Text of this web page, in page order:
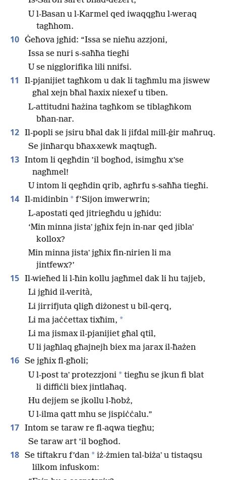
U l-Basan u l-Karmel qed iwaqqgħu l-weraq
tagħhom.
10 Ġeħova jgħid: “Issa se nieħu azzjoni,
Issa se nuri s-saħħa tiegħi
U se nigglorifika lili nnifsi.
11
Il-pjanijiet tagħkom u dak li tagħmlu ma jiswew
għal xejn bħal ħaxix niexef u tiben.
L-attitudni ħażina tagħkom se tiblagħkom
bħan-nar.
12 Il-popli se jsiru bħal dak li jifdal mill-ġir maħruq.
Se jinħarqu bħax-xewk maqtugħ.
13 Intom li qegħdin ’il bogħod, isimgħu x’se
nagħmel!
U intom li qegħdin qrib, agħrfu s-saħħa tiegħi.
14 Il-midinbin * f’Sijon imwerwrin;
L-apostati qed jitriegħdu u jgħidu:
‘Min minna jistaʼ jgħix fejn in-nar qed jiblaʼ
kollox?
Min minna jistaʼ jgħix fin-nirien li ma
jintfewx?’
15 Il-wieħed li l-ħin kollu jagħmel dak li hu tajjeb,
Li jgħid il-verità,
Li jirrifjuta qligħ diżonest u bil-qerq,
Li ma jaċċettax tixħim, *
Li ma jismax il-pjanijiet għal qtil,
U li jagħlaq għajnejh biex ma jarax il-ħażen
16 Se jgħix fl-għoli;
U l-post taʼ protezzjoni * tiegħu se jkun fi blat
li diffiċli biex jintlaħaq.
Hu dejjem se jkollu l-ħobż,
U l-ilma qatt mhu se jispiċċalu.”
17 Intom se taraw re fl-aqwa tiegħu;
Se taraw art ’il bogħod.
18 Se tiftakru f’dan * iż-żmien tal-biżaʼ u tistaqsu
lilkom infuskom: